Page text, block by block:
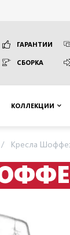
ГАРАНТИИ
СБОРКА
КОЛЛЕКЦИИ
Кресла